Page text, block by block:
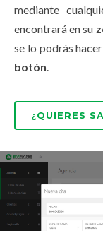
mediante
encontrará en su
se lo podrás
botón.
¿QUIERES